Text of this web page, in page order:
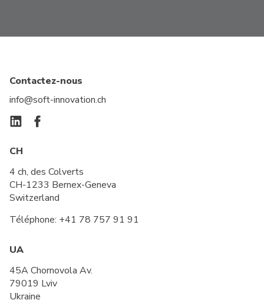
Contactez-nous
info@soft-innovation.ch
CH
4 ch, des Colverts
CH-1233 Bernex-Geneva
Switzerland
Téléphone: +41 78 757 91 91
UA
45A Chornovola Av.
79019 Lviv
Ukraine